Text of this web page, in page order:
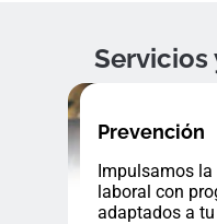
Servicios
Prevención
Impulsamos
laboral con
adaptados a